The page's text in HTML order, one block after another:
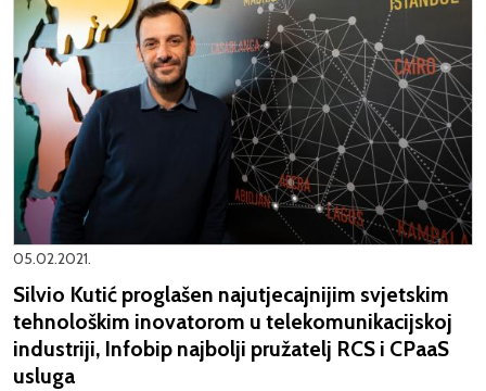
05.02.2021.
Silvio Kutić proglašen najutjecajnijim svjetskim
tehnološkim inovatorom u telekomunikacijskoj
industriji, Infobip najbolji pružatelj RCS i CPaaS
usluga